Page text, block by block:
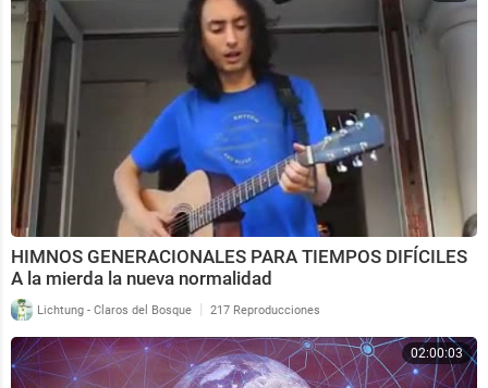
HIMNOS GENERACIONALES PARA TIEMPOS DIFÍCILES
A la mierda la nueva normalidad
Lichtung - Claros del Bosque | 217 Reproducciones
02:00:03